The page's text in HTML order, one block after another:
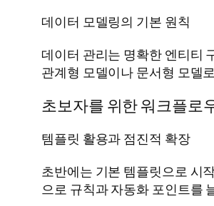
데이터 모델링의 기본 원칙
데이터 관리는 명확한 엔티티
관계형 모델이나 문서형 모델
초보자를 위한 워크플로
템플릿 활용과 점진적 확장
초반에는 기본 템플릿으로 시
으로 규칙과 자동화 포인트를